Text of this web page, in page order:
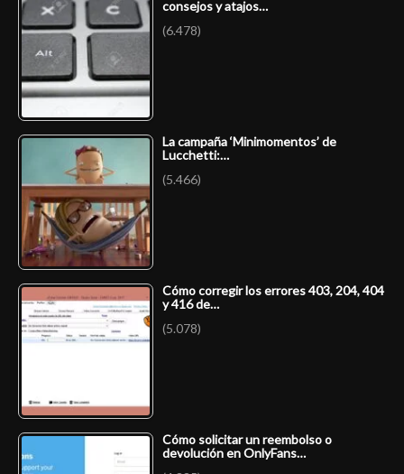
consejos y atajos…
(6.478)
La campaña ‘Minimomentos’ de
Lucchetti:…
(5.466)
Cómo corregir los errores 403, 204, 404
y 416 de…
(5.078)
Cómo solicitar un reembolso o
devolución en OnlyFans…